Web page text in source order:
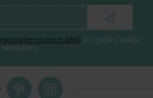
osobních údajů pro zasílání našeho
newsletteru